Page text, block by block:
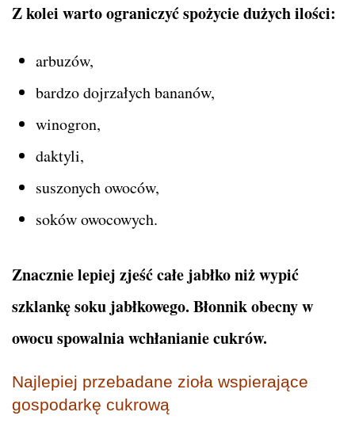
Z kolei warto ograniczyć spożycie dużych ilości:
arbuzów,
bardzo dojrzałych bananów,
winogron,
daktyli,
suszonych owoców,
soków owocowych.
Znacznie lepiej zjeść całe jabłko niż wypić
szklankę soku jabłkowego. Błonnik obecny w
owocu spowalnia wchłanianie cukrów.
Najlepiej przebadane zioła wspierające
gospodarkę cukrową